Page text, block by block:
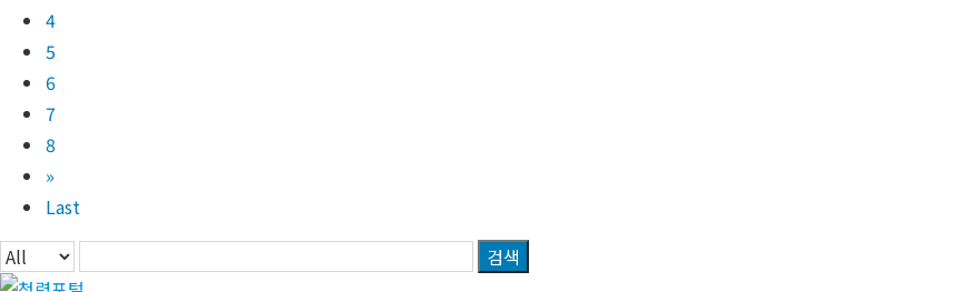
4
5
6
7
8
»
Last
검색